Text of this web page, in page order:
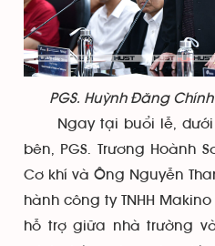
PGS. Huỳnh Đăng
Ngay tại buổi lễ, dưới
bên, PGS. Trương Hoành
Cơ khí và Ông Nguyễn
hành công ty TNHH
hỗ trợ giữa nhà trường